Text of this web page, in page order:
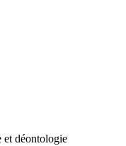
et déontologie